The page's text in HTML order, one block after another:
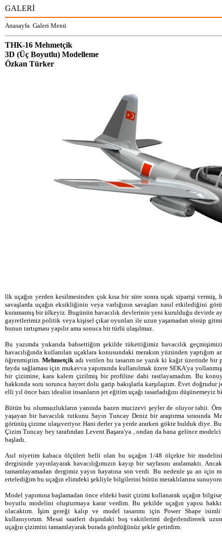
GALERİ
Anasayfa Galeri Menü
THK-16 Mehmetçik
3D (Üç Boyutlu) Modelleme
Özkan Türker
llk uçağın yerden kesilmesinden çok kısa bir süre sonra uçak siparişi vermiş,
savaşlarda uçağın eksikliğinin veya varlığının savaşları nasıl etkilediğini
kuramamış bir ülkeyiz. Bugünün havacılık devlerinin yeni kurulduğu devirde
gayretlerimiz politik veya kişisel çıkar oyunları ile uzun yaşamadan sönüp
bunun tartışması yapılır ama sonuca bir türlü ulaşılmaz.
Bu yazımda yukarıda bahsettiğim şekilde tükettiğimiz havacılık
havacılığında kullanılan uçaklara konusundaki merakım yüzünden yaptığım
öğrenmiştim. Mehmetçikadı verilen bu tasarım ne yazık ki kağıt üzerinde
fayda sağlaması için mukavva yapımında kullanılmak üzere SEKA'ya
bir çizimine, kara kalem çizilmiş bir profiline dahi rastlayamadım. Bu
hakkında soru sorunca hayret dolu garip bakışlarla karşılaştım. Evet
elli yıl önce bazı idealist insanların jet eğitim uçağı tasarladığını düşünemeyiz
Bütün bu olumsuzlukların yanında bazen mucizevi şeyler de oluyor tabii.
yaşayan bir havacılık tutkunu Sayın Tuncay Deniz bir araştırma sırasında
görünüş çizime ulaşıveriyor. Hani derler ya yerde ararken gökte bulduk diye.
Çizim Tuncay bey tarafından Levent Başara'ya , ondan da bana gelince
başladı.
Asıl niyetim kabaca ölçüleri belli olan bu uçağın 1/48 ölçekte bir
dergisinde yayınlayarak havacılığımızın kayıp bir sayfasını aralamaktı.
tamamlayamadan dergimiz yayın hayatına son verdi. Bu nedenle şu an için
ertelediğim bu uçağın elimdeki şekliyle bilgilerini bütün meraklılarına
Model yapımına başlamadan önce eldeki basit çizimi kullanarak uçağın
boyutlu modelini oluşturmaya karar verdim. Bu şekilde uçağın yapısı
olacaktım. İşim gereği kalıp ve model tasarımı için Power Shape
kullanıyorum. Mesai saatleri dışındaki boş vakitlerimi değerlendirerek
uçağın çizimini tamamlayarak burada gördüğünüz şekle getirdim.